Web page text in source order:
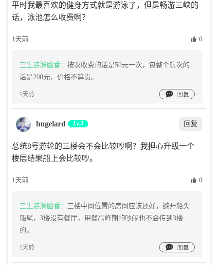
平时我最喜欢的健身方式就是游泳了，但是畅游三峡的
话，泳池怎么收费啊？
1天前  0
三生涟漪幽香： 按次收费的话是50元一次，包整个航次的
话是200元，价格不算贵。
1天前 
hugelard Lv.3 回复
总统8号游轮的三楼会不会比较吵啊？我担心升级一个
楼层结果船上会比较吵。
1天前  0
三生涟漪幽香： 三楼中间位置的房间应该还好，避开船头
船尾，3楼没有餐厅，用餐高峰期的吵闹也不会传到3楼
的。
1天前 